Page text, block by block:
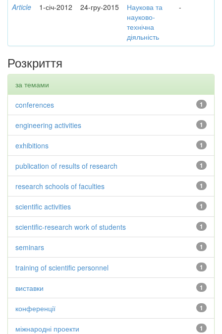
Article 1-січ-2012 24-гру-2015
Наукова та
науково-
технічна
діяльність
-
Розкриття
за темами
1
conferences
1
engineering activities
1
exhibitions
1
publication of results of research
1
research schools of faculties
1
scientific activities
1
scientific-research work of students
1
seminars
1
training of scientific personnel
1
виставки
1
конференції
1
міжнародні проекти